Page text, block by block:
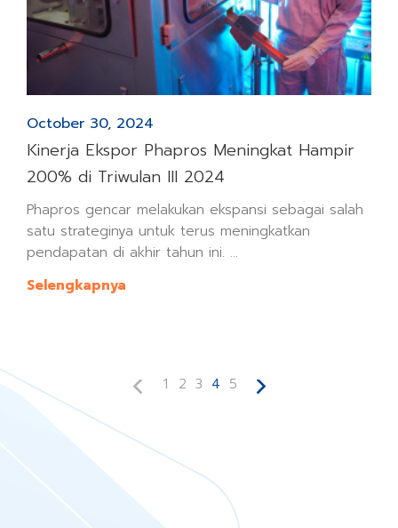
October 30, 2024
Kinerja Ekspor Phapros Meningkat Hampir
200% di Triwulan III 2024
Phapros gencar melakukan ekspansi sebagai salah
satu strateginya untuk terus meningkatkan
pendapatan di akhir tahun ini. ...
Selengkapnya
1 2 3 4 5